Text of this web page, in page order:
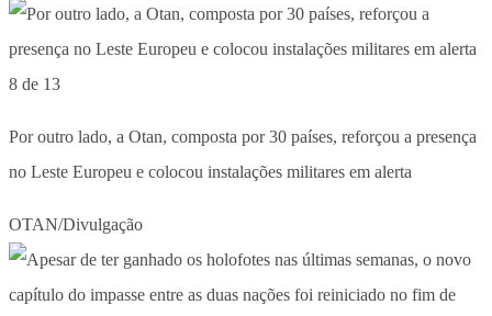
8 de 13
Por outro lado, a Otan, composta por 30 países, reforçou a presença
no Leste Europeu e colocou instalações militares em alerta
OTAN/Divulgação